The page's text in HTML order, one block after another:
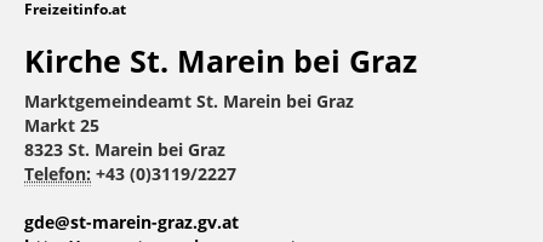
Freizeitinfo.at
Kirche St. Marein bei Graz
Marktgemeindeamt St. Marein bei Graz
Markt 25
8323 St. Marein bei Graz
Telefon: +43 (0)3119/2227
gde@st-marein-graz.gv.at